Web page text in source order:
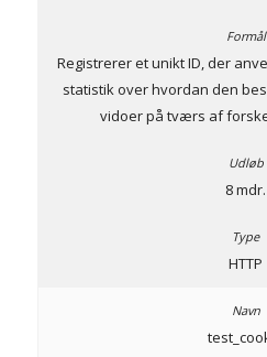
Registrerer et unikt ID, der
statistik over hvordan den
vidoer på tværs af
8 mdr.
HTTP